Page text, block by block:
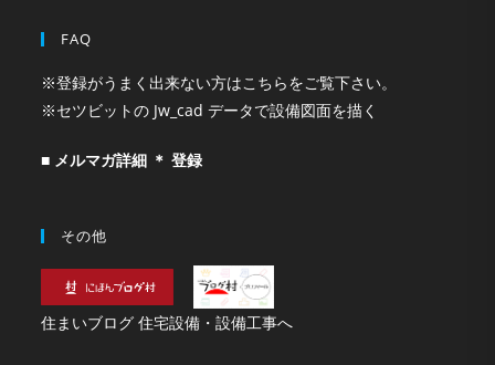
FAQ
※登録がうまく出来ない方はこちらをご覧下さい。
※セツビットの Jw_cad データで設備図面を描く
■ メルマガ詳細 ＊ 登録
その他
住まいブログ 住宅設備・設備工事へ